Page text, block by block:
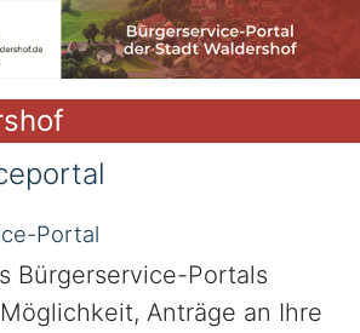
Portal
Bürgerservice-Portals
Anträge an Ihre